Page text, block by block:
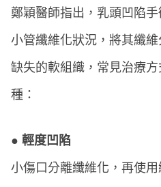
鄭穎醫師指出，乳頭凹陷
小管纖維化狀況，將其纖
缺失的軟組織，常見治療
種：
● 輕度凹陷
小傷口分離纖維化，再使